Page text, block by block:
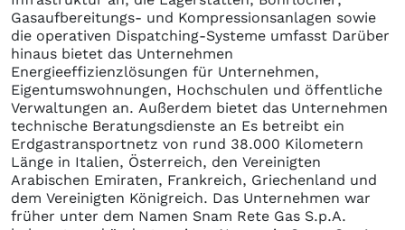
Gasaufbereitungs- und Kompressionsanlagen sowie
die operativen Dispatching-Systeme umfasst Darüber
hinaus bietet das Unternehmen
Energieeffizienzlösungen für Unternehmen,
Eigentumswohnungen, Hochschulen und öffentliche
Verwaltungen an. Außerdem bietet das Unternehmen
technische Beratungsdienste an Es betreibt ein
Erdgastransportnetz von rund 38.000 Kilometern
Länge in Italien, Österreich, den Vereinigten
Arabischen Emiraten, Frankreich, Griechenland und
dem Vereinigten Königreich. Das Unternehmen war
früher unter dem Namen Snam Rete Gas S.p.A.